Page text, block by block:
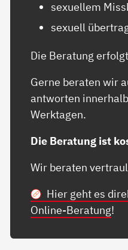
sexuellem
sexuell
Die Beratung
Gerne beraten wir
antworten
Werktagen.
Die Beratung ist
Wir beraten
Hier geht es
Online-Beratung!